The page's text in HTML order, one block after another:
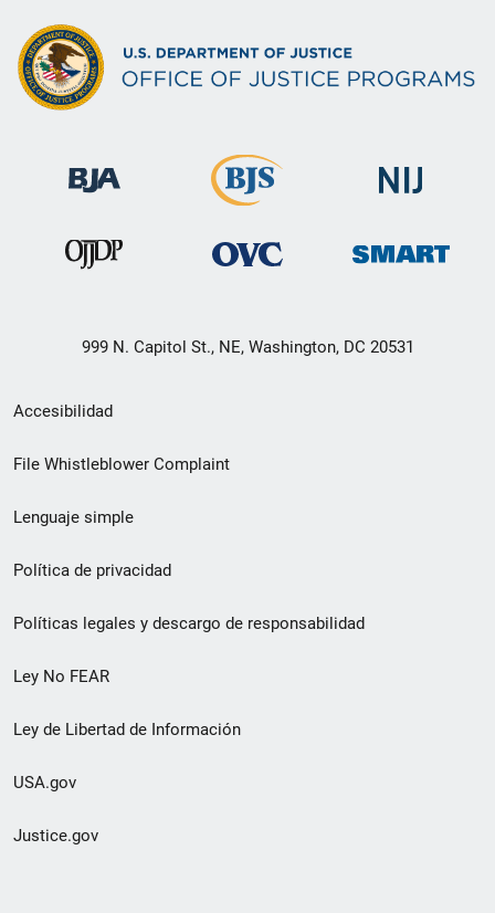
999 N. Capitol St., NE, Washington, DC 20531
Menú
de
de
pie
de
página
Accesibilidad
File Whistleblower Complaint
Lenguaje simple
Política de privacidad
Políticas legales y descargo de responsabilidad
Ley No FEAR
Ley de Libertad de Información
USA.gov
Justice.gov